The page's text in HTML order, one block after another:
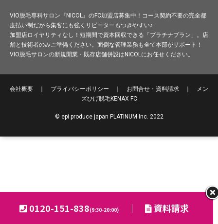
VIO脱毛専科サロン『NICOL』のFC加盟店募集中！コース契約不要の完全都
度払い制だから集客にも強くリピーターもつきやすい♪
加盟店ロイヤリティなし！短期間で資本回収できる「プラチナプラン」。店
舗と技術者のみご準備ください。面倒な管理業務も全て本部がサポート！
VIO脱毛サロンの新規開業・既存店舗併設はNICOLにお任せください。
会社概要 プライバシーポリシー お問合せ・資料請求
メン
ズひげ脱毛KENAX FC
© epi produce japan PLATINUM Inc. 2022
0120-151-838(9:30-20:00) ｜ 資料請求